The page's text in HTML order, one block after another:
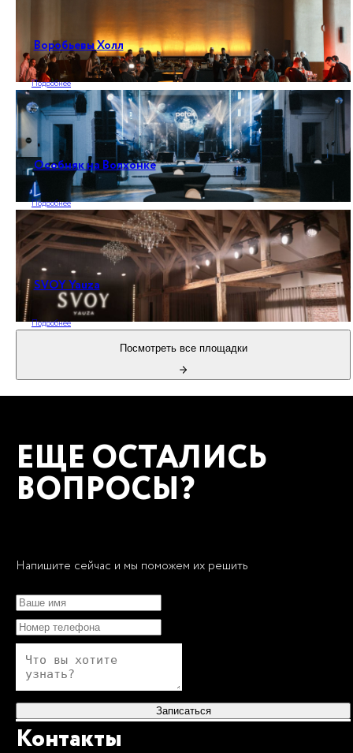
Воробьевы Холл
Подробнее
Особняк на Волхонке
Подробнее
SVOY Yauza
Подробнее
Посмотреть все площадки
ЕЩЕ ОСТАЛИСЬ
ВОПРОСЫ?
Напишите сейчас и мы поможем их решить
Записаться
Контакты